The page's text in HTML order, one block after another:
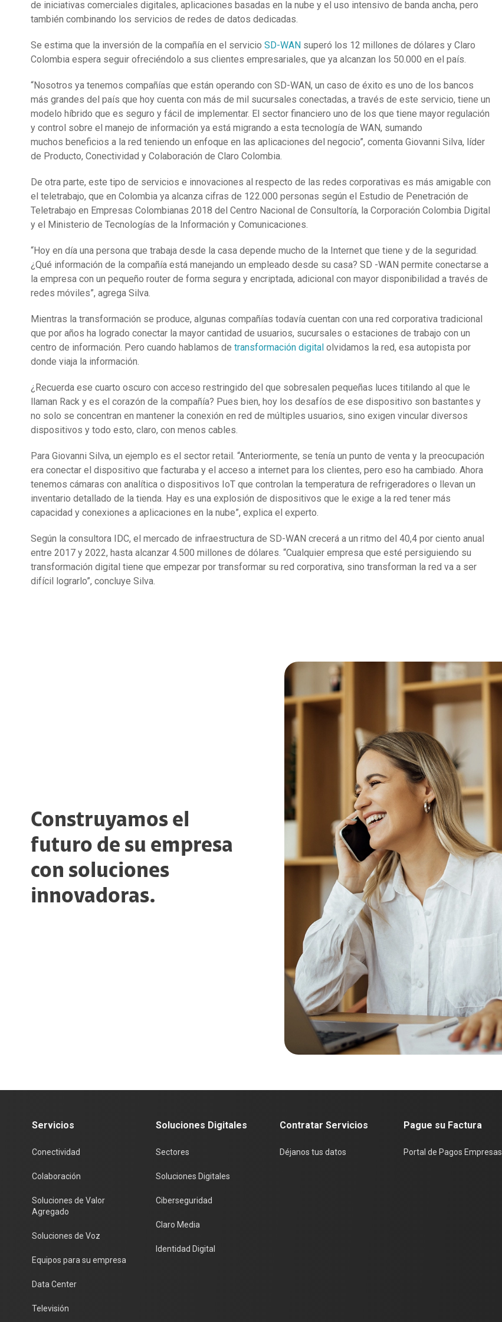
de iniciativas comerciales digitales, aplicaciones basadas en la nube y el uso intensivo de banda ancha, pero
también combinando los servicios de redes de datos dedicadas.
Se estima que la inversión de la compañía en el servicio SD-WAN superó los 12 millones de dólares y Claro
Colombia espera seguir ofreciéndolo a sus clientes empresariales, que ya alcanzan los 50.000 en el país.
“Nosotros ya tenemos compañías que están operando con SD-WAN, un caso de éxito es uno de los bancos
más grandes del país que hoy cuenta con más de mil sucursales conectadas, a través de este servicio, tiene un
modelo híbrido que es seguro y fácil de implementar. El sector financiero uno de los que tiene mayor regulación
y control sobre el manejo de información ya está migrando a esta tecnología de WAN, sumando
muchos beneficios a la red teniendo un enfoque en las aplicaciones del negocio”, comenta Giovanni Silva, líder
de Producto, Conectividad y Colaboración de Claro Colombia.
De otra parte, este tipo de servicios e innovaciones al respecto de las redes corporativas es más amigable con
el teletrabajo, que en Colombia ya alcanza cifras de 122.000 personas según el Estudio de Penetración de
Teletrabajo en Empresas Colombianas 2018 del Centro Nacional de Consultoría, la Corporación Colombia Digital
y el Ministerio de Tecnologías de la Información y Comunicaciones.
“Hoy en día una persona que trabaja desde la casa depende mucho de la Internet que tiene y de la seguridad.
¿Qué información de la compañía está manejando un empleado desde su casa? SD -WAN permite conectarse a
la empresa con un pequeño router de forma segura y encriptada, adicional con mayor disponibilidad a través de
redes móviles”, agrega Silva.
Mientras la transformación se produce, algunas compañías todavía cuentan con una red corporativa tradicional
que por años ha logrado conectar la mayor cantidad de usuarios, sucursales o estaciones de trabajo con un
centro de información. Pero cuando hablamos de transformación digital olvidamos la red, esa autopista por
donde viaja la información.
¿Recuerda ese cuarto oscuro con acceso restringido del que sobresalen pequeñas luces titilando al que le
llaman Rack y es el corazón de la compañía? Pues bien, hoy los desafíos de ese dispositivo son bastantes y
no solo se concentran en mantener la conexión en red de múltiples usuarios, sino exigen vincular diversos
dispositivos y todo esto, claro, con menos cables.
Para Giovanni Silva, un ejemplo es el sector retail. “Anteriormente, se tenía un punto de venta y la preocupación
era conectar el dispositivo que facturaba y el acceso a internet para los clientes, pero eso ha cambiado. Ahora
tenemos cámaras con analítica o dispositivos IoT que controlan la temperatura de refrigeradores o llevan un
inventario detallado de la tienda. Hay es una explosión de dispositivos que le exige a la red tener más
capacidad y conexiones a aplicaciones en la nube”, explica el experto.
Según la consultora IDC, el mercado de infraestructura de SD-WAN crecerá a un ritmo del 40,4 por ciento anual
entre 2017 y 2022, hasta alcanzar 4.500 millones de dólares. “Cualquier empresa que esté persiguiendo su
transformación digital tiene que empezar por transformar su red corporativa, sino transforman la red va a ser
difícil lograrlo”, concluye Silva.
Construyamos el
futuro de su empresa
con soluciones
innovadoras.
Servicios
Conectividad
Colaboración
Soluciones de Valor
Agregado
Soluciones de Voz
Equipos para su empresa
Data Center
Televisión
Soluciones Digitales
Sectores
Soluciones Digitales
Ciberseguridad
Claro Media
Identidad Digital
Contratar Servicios
Déjanos tus datos
Pague su Factura
Portal de Pagos Empresas